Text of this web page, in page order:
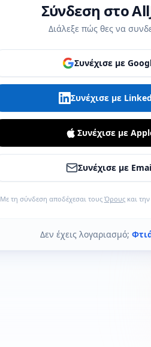
Σύνδεση στο
Διάλεξε πώς θες να
Συνέχισε με
Συνέχισε με
Συνέχισε με
Συνέχισε με
Με τη σύνδεση αποδέχεσαι τους Όρουςκαι την
Δεν έχεις λογαριασμό;